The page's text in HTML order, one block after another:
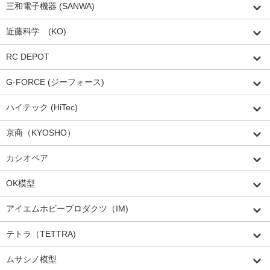
三和電子機器 (SANWA)
近藤科学 (KO)
RC DEPOT
G-FORCE (ジーフォース)
ハイテック (HiTec)
京商（KYOSHO）
カシオペア
OK模型
アイエムホビープロダクツ（IM)
テトラ（TETTRA)
ムサシノ模型